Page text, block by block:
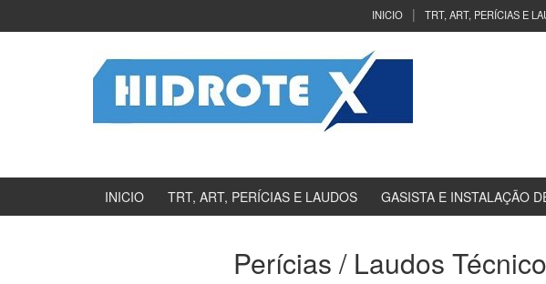
INICIO TRT, ART, PERÍCIAS E
INICIO TRT, ART, PERÍCIAS E LAUDOS GASISTA E INSTALAÇÃO
Perícias / Laudos